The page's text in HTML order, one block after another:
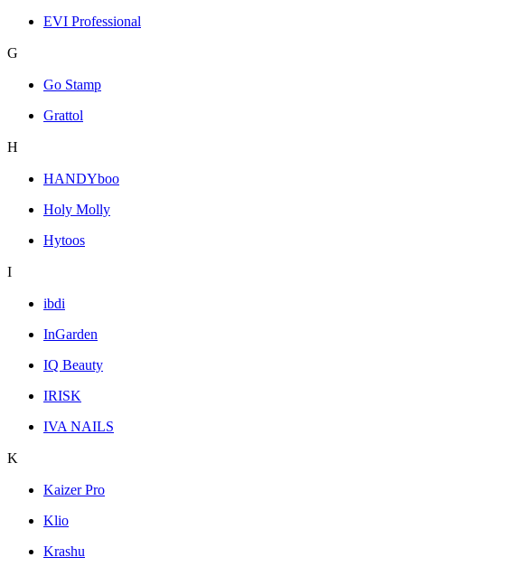
EVI Professional
G
Go Stamp
Grattol
H
HANDYboo
Holy Molly
Hytoos
I
ibdi
InGarden
IQ Beauty
IRISK
IVA NAILS
K
Kaizer Pro
Klio
Krashu